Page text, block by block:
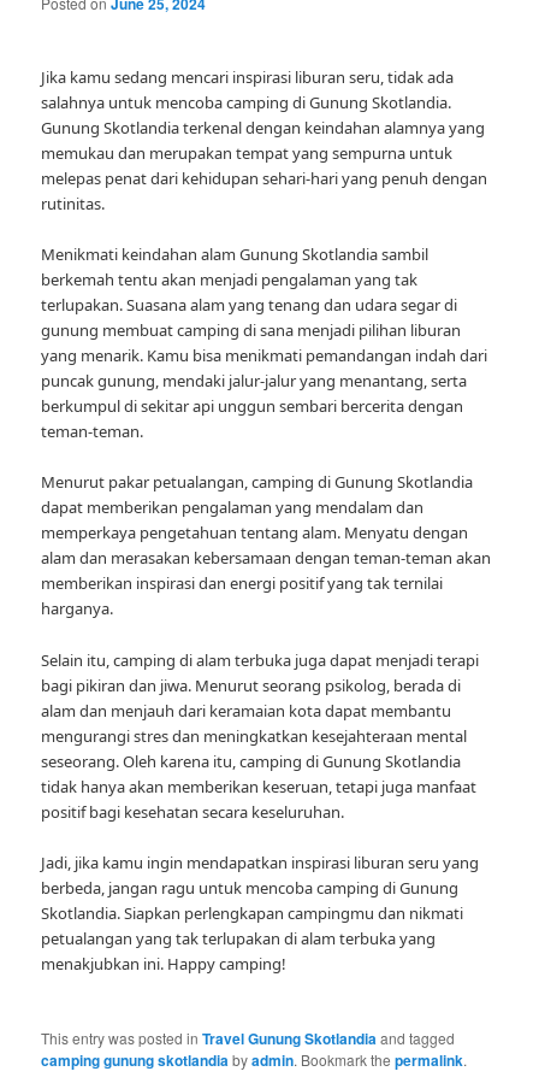
Jika kamu sedang mencari inspirasi liburan seru, tidak ada
salahnya untuk mencoba camping di Gunung Skotlandia.
Gunung Skotlandia terkenal dengan keindahan alamnya yang
memukau dan merupakan tempat yang sempurna untuk
melepas penat dari kehidupan sehari-hari yang penuh dengan
rutinitas.
Menikmati keindahan alam Gunung Skotlandia sambil
berkemah tentu akan menjadi pengalaman yang tak
terlupakan. Suasana alam yang tenang dan udara segar di
gunung membuat camping di sana menjadi pilihan liburan
yang menarik. Kamu bisa menikmati pemandangan indah dari
puncak gunung, mendaki jalur-jalur yang menantang, serta
berkumpul di sekitar api unggun sembari bercerita dengan
teman-teman.
Menurut pakar petualangan, camping di Gunung Skotlandia
dapat memberikan pengalaman yang mendalam dan
memperkaya pengetahuan tentang alam. Menyatu dengan
alam dan merasakan kebersamaan dengan teman-teman akan
memberikan inspirasi dan energi positif yang tak ternilai
harganya.
Selain itu, camping di alam terbuka juga dapat menjadi terapi
bagi pikiran dan jiwa. Menurut seorang psikolog, berada di
alam dan menjauh dari keramaian kota dapat membantu
mengurangi stres dan meningkatkan kesejahteraan mental
seseorang. Oleh karena itu, camping di Gunung Skotlandia
tidak hanya akan memberikan keseruan, tetapi juga manfaat
positif bagi kesehatan secara keseluruhan.
Jadi, jika kamu ingin mendapatkan inspirasi liburan seru yang
berbeda, jangan ragu untuk mencoba camping di Gunung
Skotlandia. Siapkan perlengkapan campingmu dan nikmati
petualangan yang tak terlupakan di alam terbuka yang
menakjubkan ini. Happy camping!
This entry was posted inTravel Gunung Skotlandiaand tagged
camping gunung skotlandiabyadmin. Bookmark thepermalink.